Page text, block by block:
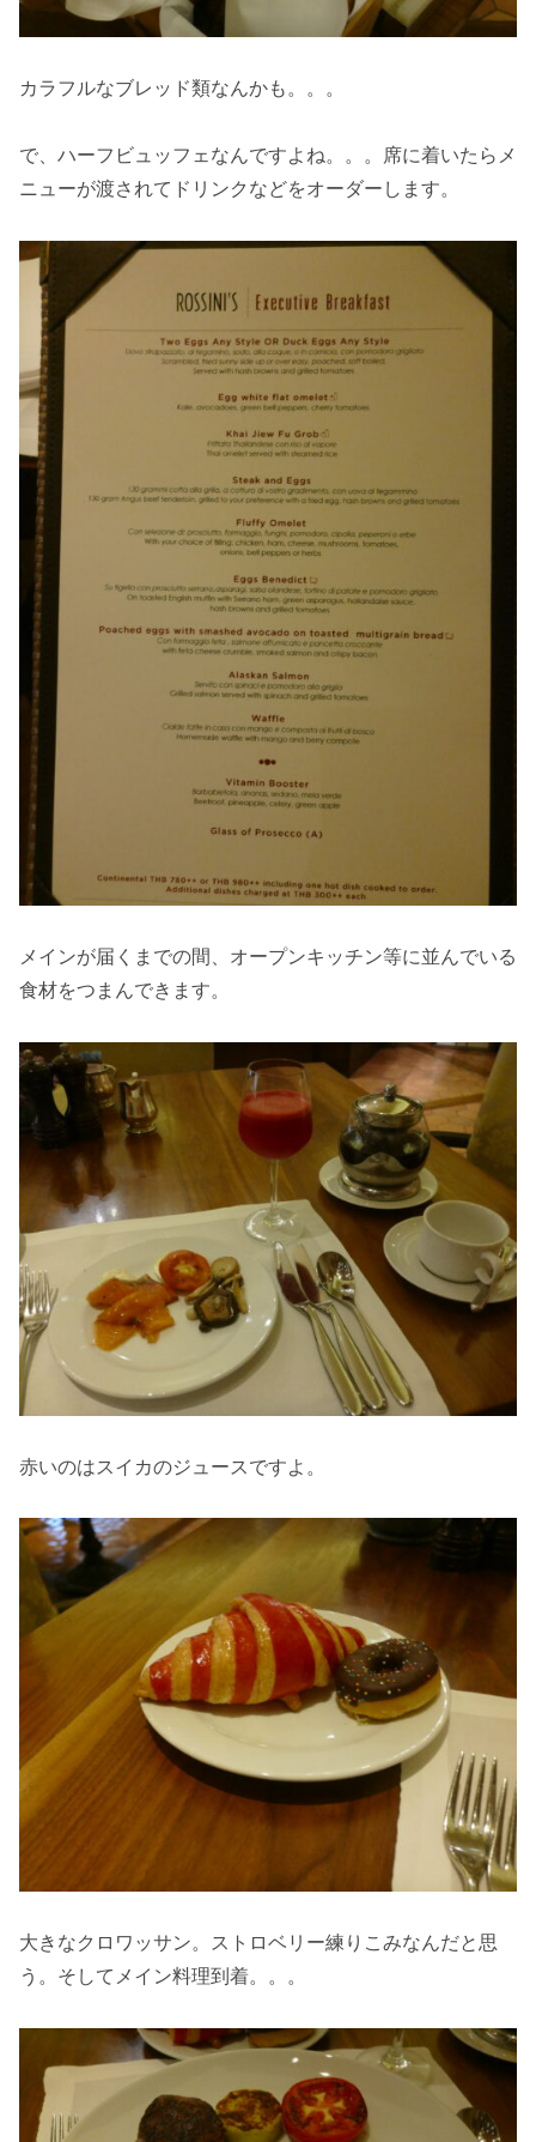
カラフルなブレッド類なんかも。。。
で、ハーフビュッフェなんですよね。。。席に着いたらメ
ニューが渡されてドリンクなどをオーダーします。
メインが届くまでの間、オープンキッチン等に並んでいる
食材をつまんできます。
赤いのはスイカのジュースですよ。
大きなクロワッサン。ストロベリー練りこみなんだと思
う。そしてメイン料理到着。。。